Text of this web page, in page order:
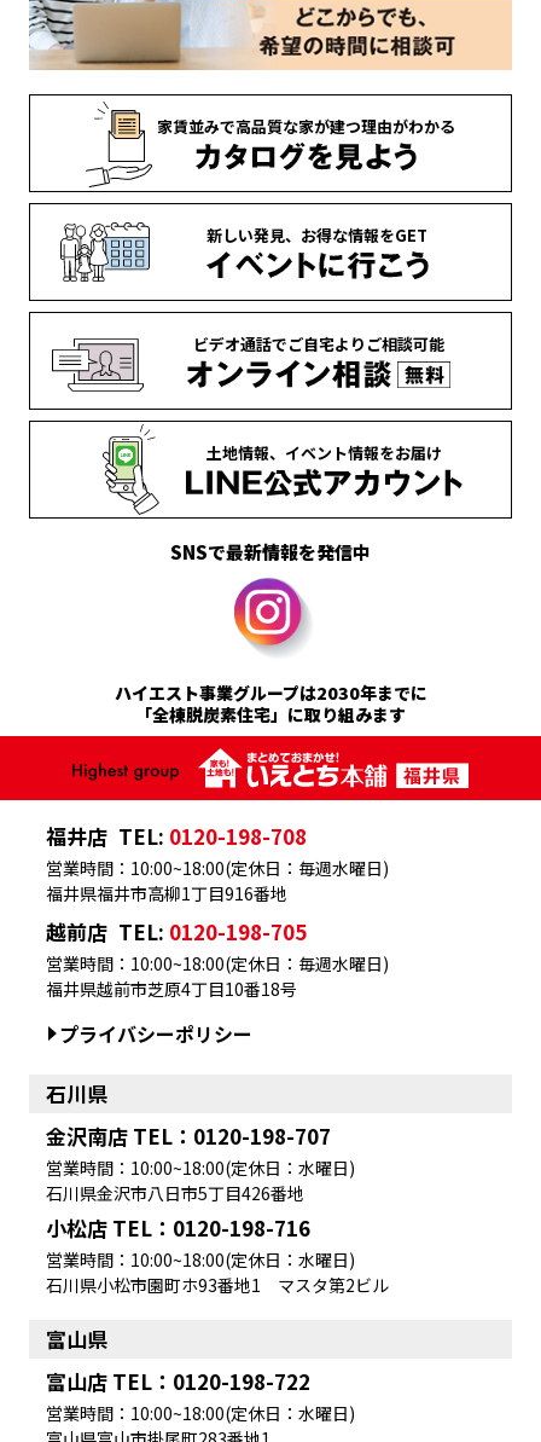
家賃並みで高品質な家が建つ理由がわかる
新しい発見、 お得な情報をGET
ビデオ通話でご自宅より ご相談可能
土地情報、 イベント情報をお届け
SNSで最新情報を発信中
ハイエスト事業グループは2030年までに
「全棟脱炭素住宅」に取り組みます
福井店 TEL: 0120-198-708
福井県福井市高柳1丁目916番地
営業時間：10:00~18:00(定休日：毎週水曜日)
越前店 TEL: 0120-198-705
福井県越前市芝原4丁目10番18号
営業時間：10:00~18:00(定休日：毎週水曜日)
プライバシーポリシー
石川県
金沢南店 TEL：0120-198-707
営業時間：10:00~18:00(定休日：水曜日)
石川県金沢市八日市5丁目426番地
小松店 TEL：0120-198-716
営業時間：10:00~18:00(定休日：水曜日)
石川県小松市園町ホ93番地1 マスタ第2ビル
富山県
富山店 TEL：0120-198-722
営業時間：10:00~18:00(定休日：水曜日)